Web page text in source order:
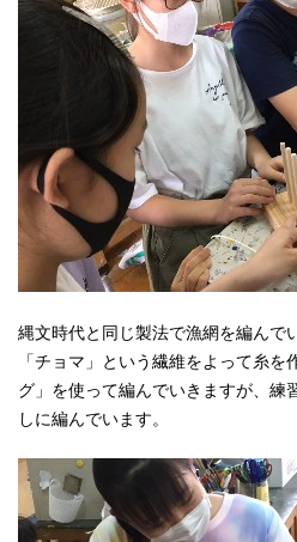
縄文時代と同じ製法で漁網を編んで
「チョマ」という繊維をよって糸を
グ」を使って編んでいきますが、練
しに編んでいます。